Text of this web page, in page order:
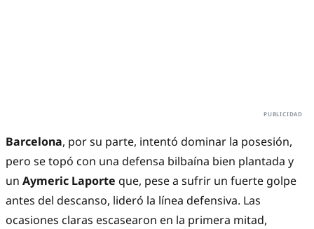
Barcelona, por su parte, intentó dominar la posesión,
pero se topó con una defensa bilbaína bien plantada y
un Aymeric Laporte que, pese a sufrir un fuerte golpe
antes del descanso, lideró la línea defensiva. Las
ocasiones claras escasearon en la primera mitad,